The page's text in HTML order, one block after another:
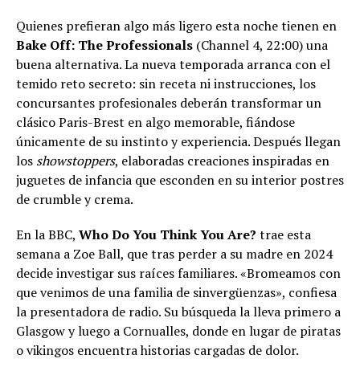
Quienes prefieran algo más ligero esta noche tienen en
Bake Off: The Professionals (Channel 4, 22:00) una
buena alternativa. La nueva temporada arranca con el
temido reto secreto: sin receta ni instrucciones, los
concursantes profesionales deberán transformar un
clásico Paris-Brest en algo memorable, fiándose
únicamente de su instinto y experiencia. Después llegan
los showstoppers, elaboradas creaciones inspiradas en
juguetes de infancia que esconden en su interior postres
de crumble y crema.
En la BBC, Who Do You Think You Are? trae esta
semana a Zoe Ball, que tras perder a su madre en 2024
decide investigar sus raíces familiares. «Bromeamos con
que venimos de una familia de sinvergüenzas», confiesa
la presentadora de radio. Su búsqueda la lleva primero a
Glasgow y luego a Cornualles, donde en lugar de piratas
o vikingos encuentra historias cargadas de dolor.